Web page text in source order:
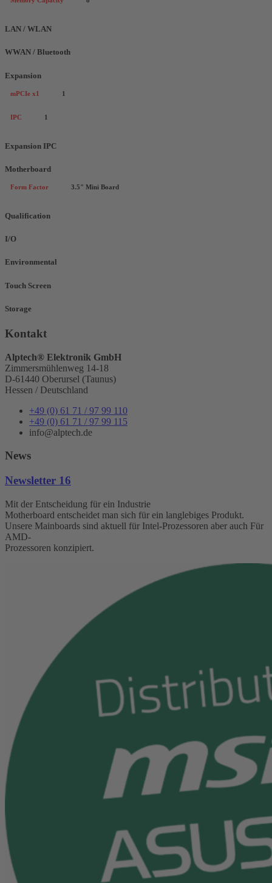
LAN / WLAN
WWAN / Bluetooth
Expansion
mPCIe x1 1
IPC 1
Expansion IPC
Motherboard
Form Factor 3.5" Mini Board
Qualification
I/O
Environmental
Touch Screen
Storage
Kontakt
Alptech® Elektronik GmbH
Zimmersmühlenweg 14-18
D-61440 Oberursel (Taunus)
Hessen / Deutschland
+49 (0) 61 71 / 97 99 110
+49 (0) 61 71 / 97 99 115
info@alptech.de
News
Newsletter 16
Mit der Entscheidung für ein Industrie
Motherboard entscheidet man sich für ein langlebiges Produkt.
Unsere Mainboards sind aktuell für Intel-Prozessoren aber auch Für
AMD-
Prozessoren konzipiert.